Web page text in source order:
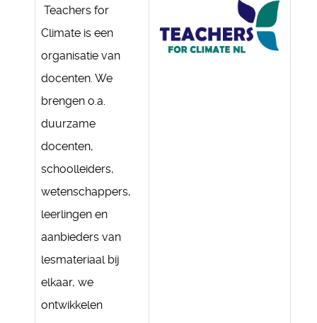
Teachers for
Climate is een
organisatie van
docenten. We
brengen o.a.
duurzame
docenten,
schoolleiders,
wetenschappers,
leerlingen en
aanbieders van
lesmateriaal bij
elkaar, we
ontwikkelen